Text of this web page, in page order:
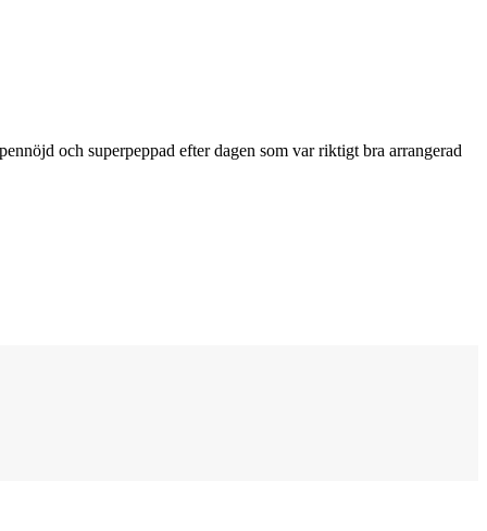
och superpeppad efter dagen som var riktigt bra arrangerad